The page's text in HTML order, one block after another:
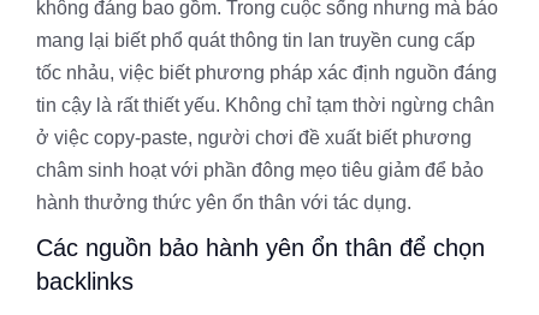
không đáng bao gồm. Trong cuộc sống nhưng mà báo
mang lại biết phổ quát thông tin lan truyền cung cấp
tốc nhảu, việc biết phương pháp xác định nguồn đáng
tin cậy là rất thiết yếu. Không chỉ tạm thời ngừng chân
ở việc copy-paste, người chơi đề xuất biết phương
châm sinh hoạt với phần đông mẹo tiêu giảm để bảo
hành thưởng thức yên ổn thân với tác dụng.
Các nguồn bảo hành yên ổn thân để chọn
backlinks